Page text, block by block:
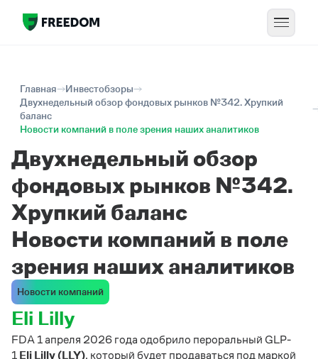
Главная
Инвестобзоры
Двухнедельный обзор фондовых рынков №342. Хрупкий
баланс
Новости компаний в поле зрения наших аналитиков
Двухнедельный обзор
фондовых рынков №342.
Хрупкий баланс
Новости компаний в поле
зрения наших аналитиков
Новости компаний
Eli Lilly
FDA 1 апреля 2026 года одобрило пероральный GLP-
1 Eli Lilly (LLY), который будет продаваться под маркой